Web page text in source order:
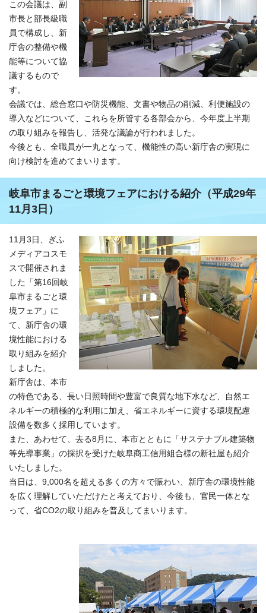
この会議は、副
市長と部長級職
員で構成し、新
庁舎の整備や機
能等について協
議するもので
す。
会議では、総合窓口や防災機能、文書や物品の削減、利便施設の
導入などについて、これらを所管する各部会から、今年度上半期
の取り組みを報告し、活発な議論が行われました。
今後とも、全職員が一丸となって、機能性の高い新庁舎の実現に
向け検討を進めてまいります。
岐阜市まるごと環境フェアにおける紹介（平成29年
11月3日）
11月3日、ぎふ
メディアコスモ
スで開催されま
した「第16回岐
阜市まるごと環
境フェア」に
て、新庁舎の環
境性能における
取り組みを紹介
しました。
新庁舎は、本市
の特色である、長い日照時間や豊富で良質な地下水など、自然エ
ネルギーの積極的な利用に加え、省エネルギーに資する環境配慮
設備を数多く採用しています。
また、あわせて、去る8月に、本市とともに「サステナブル建築物
等先導事業」の採択を受けた岐阜商工信用組合様の新社屋も紹介
いたしました。
当日は、9,000名を超える多くの方々で賑わい、新庁舎の環境性能
を広く理解していただけたと考えており、今後も、官民一体とな
って、省CO2の取り組みを普及してまいります。